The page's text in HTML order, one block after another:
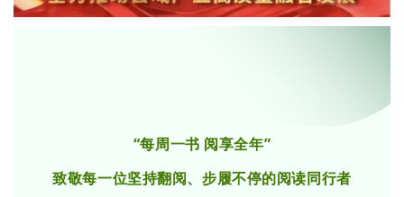
“每周一书 阅享全年”
致敬每一位坚持翻阅、步履不停的阅读同行者